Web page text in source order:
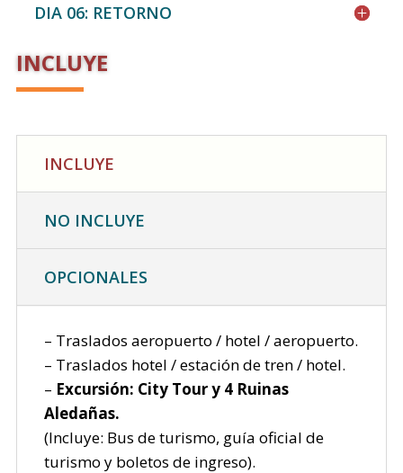
DIA 06: RETORNO
INCLUYE
INCLUYE
NO INCLUYE
OPCIONALES
– Traslados aeropuerto / hotel / aeropuerto.
– Traslados hotel / estación de tren / hotel.
– Excursión: City Tour y 4 Ruinas
Aledañas.
(Incluye: Bus de turismo, guía oficial de
turismo y boletos de ingreso).